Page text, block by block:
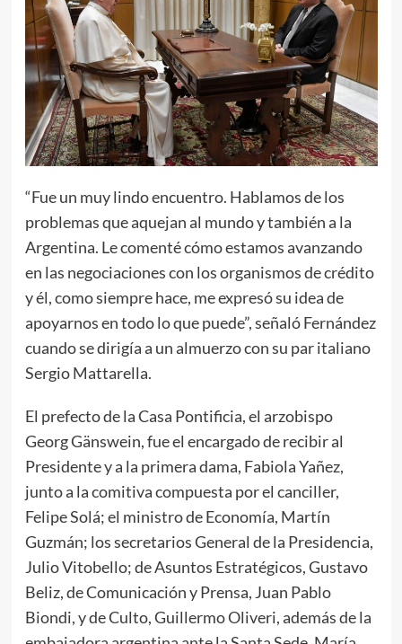
“Fue un muy lindo encuentro. Hablamos de los
problemas que aquejan al mundo y también a la
Argentina. Le comenté cómo estamos avanzando
en las negociaciones con los organismos de crédito
y él, como siempre hace, me expresó su idea de
apoyarnos en todo lo que puede”, señaló Fernández
cuando se dirigía a un almuerzo con su par italiano
Sergio Mattarella.
El prefecto de la Casa Pontificia, el arzobispo
Georg Gänswein, fue el encargado de recibir al
Presidente y a la primera dama, Fabiola Yañez,
junto a la comitiva compuesta por el canciller,
Felipe Solá; el ministro de Economía, Martín
Guzmán; los secretarios General de la Presidencia,
Julio Vitobello; de Asuntos Estratégicos, Gustavo
Beliz, de Comunicación y Prensa, Juan Pablo
Biondi, y de Culto, Guillermo Oliveri, además de la